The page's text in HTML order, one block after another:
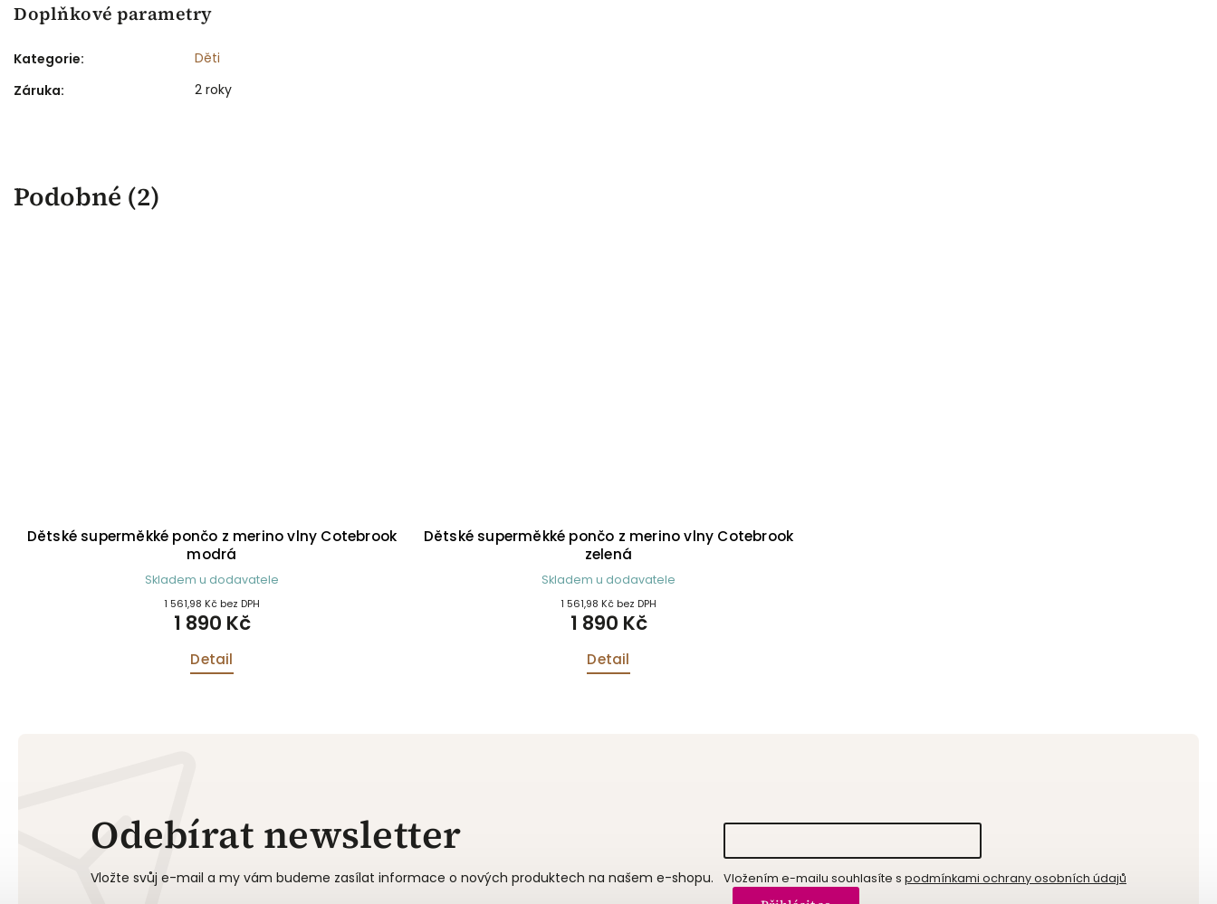
Doplňkové parametry
Kategorie:
Děti
Záruka: 2 roky
Podobné (2)
Dětské superměkké pončo z merino vlny Cotebrook
modrá
Skladem u dodavatele
1 561,98 Kč bez DPH
1 890 Kč
Detail
Dětské superměkké pončo z merino vlny Cotebrook
zelená
Skladem u dodavatele
1 561,98 Kč bez DPH
1 890 Kč
Detail
Odebírat newsletter
Vložte svůj e-mail a my vám budeme zasílat informace o nových produktech na našem e-shopu. Vložením e-mailu souhlasíte s podmínkami ochrany osobních údajů